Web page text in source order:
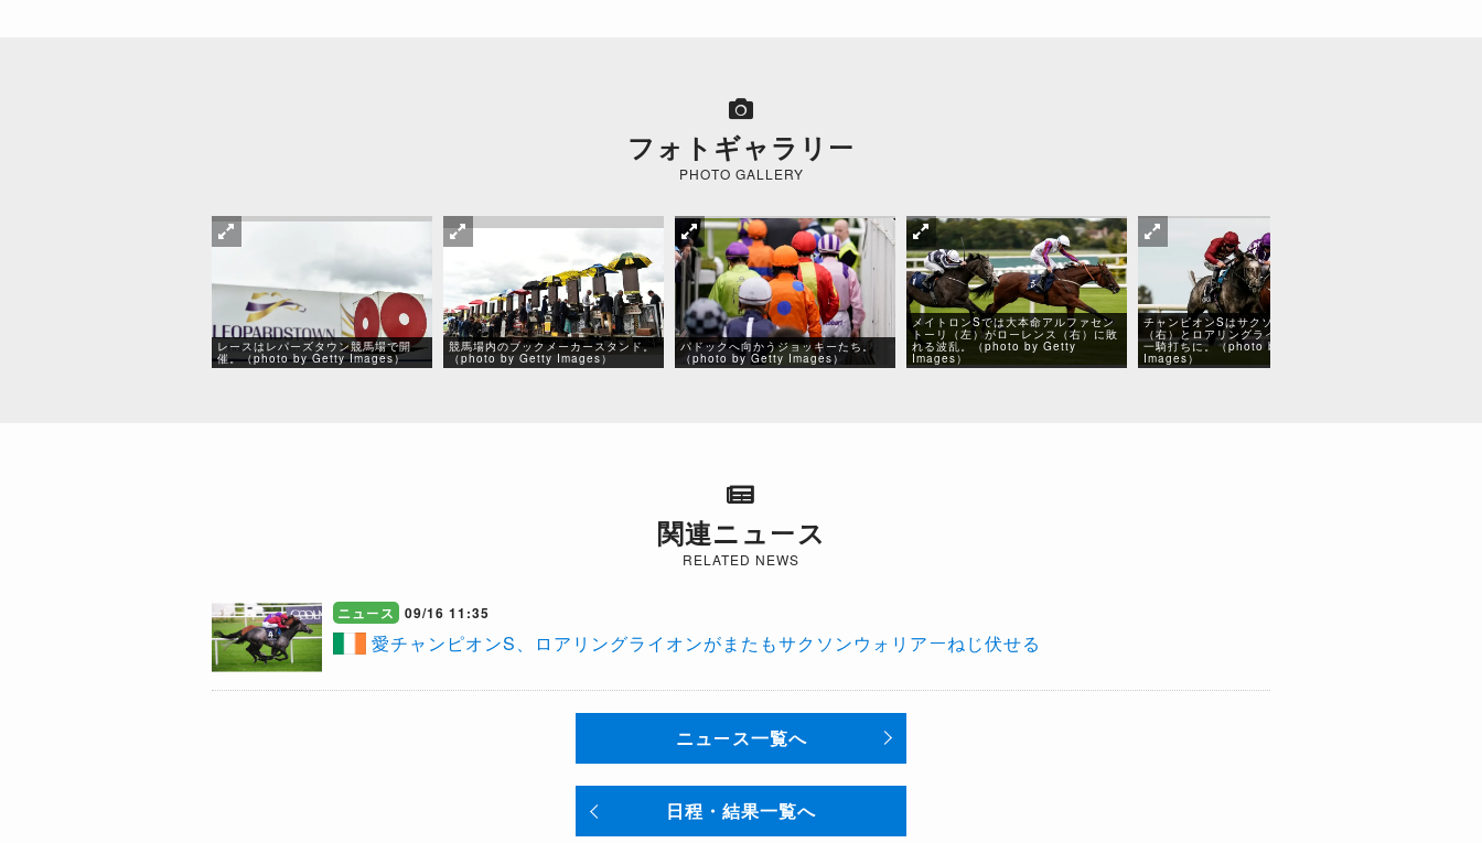
フォトギャラリー
PHOTO GALLERY
レースはレパーズタウン競馬場で開
催。（photo by Getty Images）
競馬場内のブックメーカースタンド。
（photo by Getty Images）
パドックへ向かうジョッキーたち。
（photo by Getty Images）
メイトロンSでは大本命アルファセン
トーリ（左）がローレンス（右）に敗
れる波乱。（photo by Getty
Images）
チャンピオンSはサクソンウォリアー
（右）とロアリングライオン（左）の
一騎打ちに。（photo by Getty
Images）
関連ニュース
RELATED NEWS
ニュース 09/16 11:35
愛チャンピオンS、ロアリングライオンがまたもサクソンウォリアーねじ伏せる
ニュース一覧へ
日程・結果一覧へ